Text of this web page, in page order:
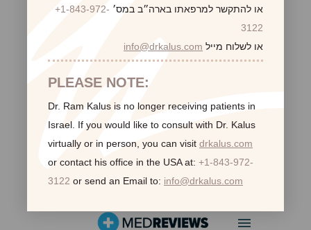
לקוחות ממליצות:
או להתקשר למרפאתו בארה״ב במס׳ +1-843-972-
3122
או לשלוח מייל info@drkalus.com
PLEASE NOTE:
Dr. Ram Kalus is no longer receiving patients in
Israel. If you would like to consult with Dr. Kalus
virtually or in person, you can visit drkalus.com
or contact his office in the USA at: +1-843-972-
3122 or send an Email to: info@drkalus.com